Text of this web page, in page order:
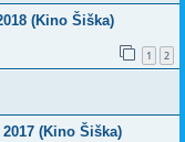
(Kino Šiška)
1 2
(Kino Šiška)